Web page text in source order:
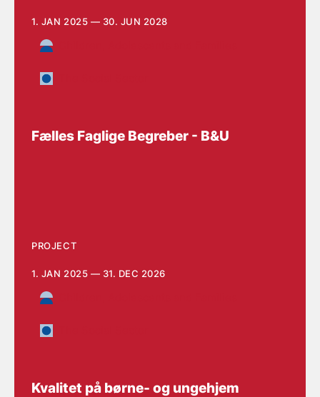
1. JAN 2025 — 30. JUN 2028
Fælles Faglige Begreber - B&U
PROJECT
1. JAN 2025 — 31. DEC 2026
Kvalitet på børne- og ungehjem